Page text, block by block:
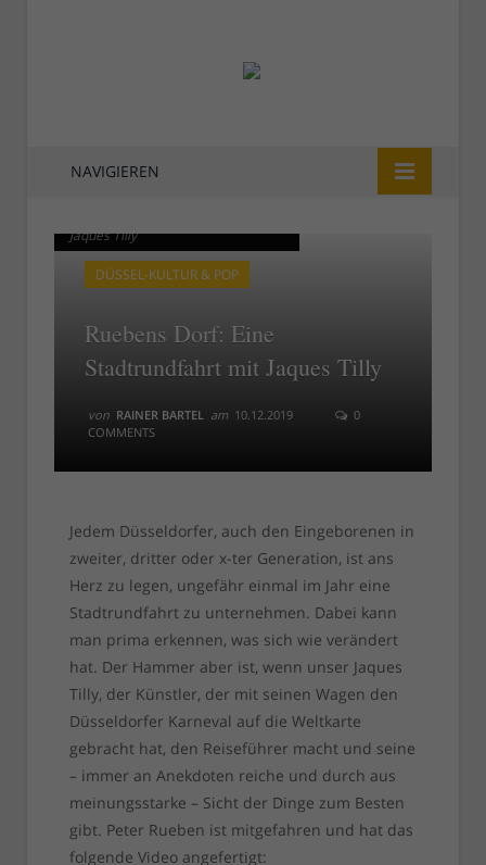
NAVIGIEREN
Jaques Tilly
DÜSSEL-KULTUR & POP
Ruebens Dorf: Eine
Stadtrundfahrt mit Jaques Tilly
von RAINER BARTEL am 10.12.2019
0
COMMENTS
Jaques Tilly
Jedem Düsseldorfer, auch den Eingeborenen in
zweiter, dritter oder x-ter Generation, ist ans
Herz zu legen, ungefähr einmal im Jahr eine
Stadtrundfahrt zu unternehmen. Dabei kann
man prima erkennen, was sich wie verändert
hat. Der Hammer aber ist, wenn unser Jaques
Tilly, der Künstler, der mit seinen Wagen den
Düsseldorfer Karneval auf die Weltkarte
gebracht hat, den Reiseführer macht und seine
– immer an Anekdoten reiche und durch aus
meinungsstarke – Sicht der Dinge zum Besten
gibt. Peter Rueben ist mitgefahren und hat das
folgende Video angefertigt: